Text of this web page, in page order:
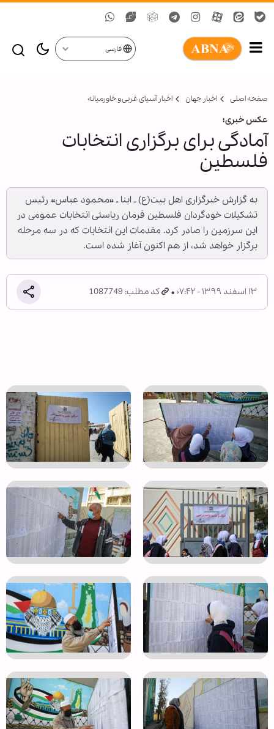
فارسی
صفحه اصلی اخبار جهان اخبار آسیای غربی و خاورمیانه
عکس خبری؛
آمادگی برای برگزاری انتخابات
فلسطین
به گزارش خبرگزاری اهل بیت(ع) ـ ابنا ـ «محمود عباس» رئیس
تشکیلات خودگردان فلسطین فرمان ریاستی انتخابات عمومی در
این سرزمین را صادر کرد. مقدمات این انتخابات که در سه مرحله
برگزار خواهد شد، از هم اکنون آغاز شده است.
۱۳ اسفند ۱۳۹۹ - ۰۷:۴۲ کد مطلب: 1087749